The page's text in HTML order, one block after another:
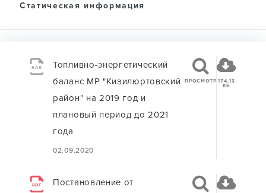
Статическая информация
RAR
Топливно-энергетический
баланс МР "Кизилюртовский
район" на 2019 год и
плановый период до 2021
года
02.09.2020
ПРОСМОТР 174.13
КБ
PDF
Постановление от